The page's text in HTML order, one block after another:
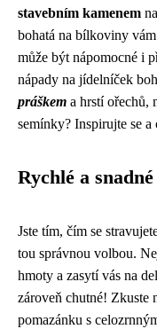
stavebním kamenem
bohatá na bílkoviny
může být nápomocné i
nápady na jídelníček
práškem a hrstí ořechů,
semínky? Inspirujte se
Rychlé a
Jste tím, čím se
tou správnou volbou.
hmoty a zasytí vás na
zároveň chutné! Zkuste
pomazánku s